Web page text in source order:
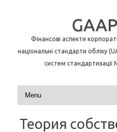
Фінансові аспекти
національні стандарти обліку
систем стандартизації
Перейти до контенту
Теория